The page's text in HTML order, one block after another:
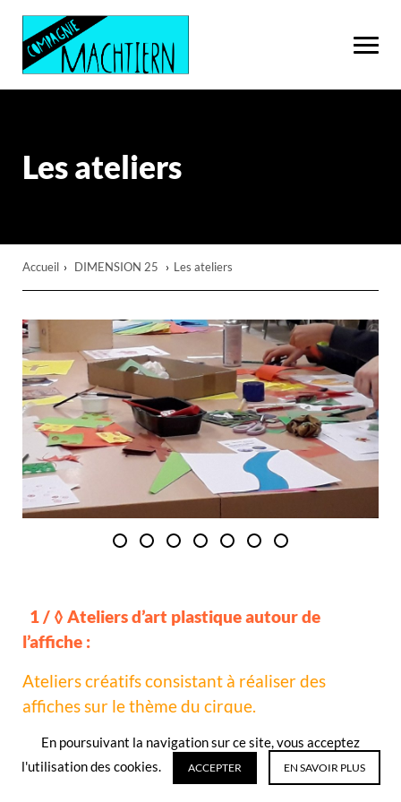
Les ateliers
Accueil › DIMENSION 25 › Les ateliers
1 / ◊ Ateliers d’art plastique autour de
l’affiche :
Ateliers créatifs consistant à réaliser des
affiches sur le thème du cirque.
Une plasticienne professionnelle
accompagnera les participants.
En poursuivant la navigation sur ce site, vous acceptez
l'utilisation des cookies.
ACCEPTER EN SAVOIR PLUS